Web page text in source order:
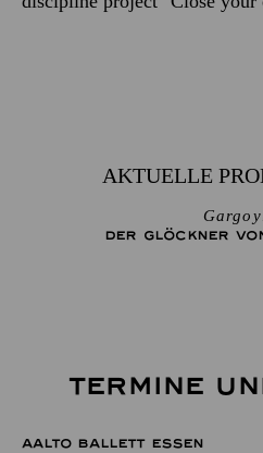
AKTUELLE
DER GLÖCKNER­
TERMINE
AALTO BALLETT ESSEN